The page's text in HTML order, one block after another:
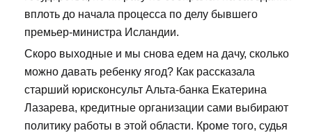
вплоть до начала процесса по делу бывшего
премьер-министра Исландии.
Скоро выходные и мы снова едем на дачу, сколько
можно давать ребенку ягод? Как рассказала
старший юрисконсульт Альта-банка Екатерина
Лазарева, кредитные организации сами выбирают
политику работы в этой области. Кроме того, судья